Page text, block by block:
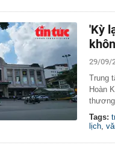
'Kỳ
29/09/
Trung
Hoàn
Tags:
lịch,